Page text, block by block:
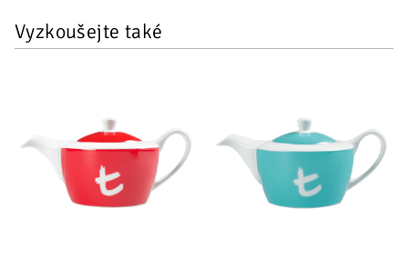
Vyzkoušejte také